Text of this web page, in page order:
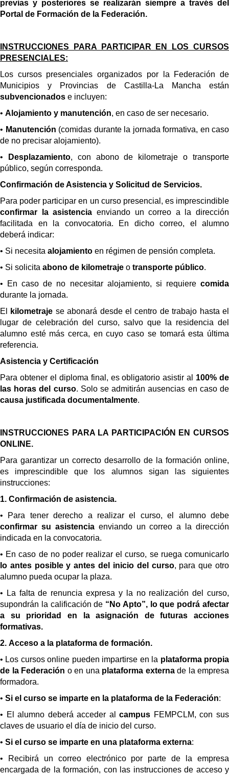
previas y posteriores se realizarán siempre a través del
Portal de Formación de la Federación.
INSTRUCCIONES PARA PARTICIPAR EN LOS CURSOS
PRESENCIALES:
Los cursos presenciales organizados por la Federación de
Municipios y Provincias de Castilla-La Mancha están
subvencionados e incluyen:
• Alojamiento y manutención, en caso de ser necesario.
• Manutención (comidas durante la jornada formativa, en caso
de no precisar alojamiento).
•
Desplazamiento, con abono de kilometraje o transporte
público, según corresponda.
Confirmación de Asistencia y Solicitud de Servicios.
Para poder participar en un curso presencial, es imprescindible
confirmar la asistencia enviando un correo a la dirección
facilitada en la convocatoria. En dicho correo, el alumno
deberá indicar:
• Si necesita alojamiento en régimen de pensión completa.
• Si solicita abono de kilometraje o transporte público.
• En caso de no necesitar alojamiento, si requiere comida
durante la jornada.
El
kilometraje se abonará desde el centro de trabajo hasta el
lugar de celebración del curso, salvo que la residencia del
alumno esté más cerca, en cuyo caso se tomará esta última
referencia.
Asistencia y Certificación
Para obtener el diploma final, es obligatorio asistir al 100% de
las horas del curso. Solo se admitirán ausencias en caso de
causa justificada documentalmente.
INSTRUCCIONES PARA LA PARTICIPACIÓN EN CURSOS
ONLINE.
Para garantizar un correcto desarrollo de la formación online,
es imprescindible que los alumnos sigan las siguientes
instrucciones:
1. Confirmación de asistencia.
• Para tener derecho a realizar el curso, el alumno debe
confirmar su asistenciaenviando un correo a la dirección
indicada en la convocatoria.
• En caso de no poder realizar el curso, se ruega comunicarlo
lo antes posible y antes del inicio del curso, para que otro
alumno pueda ocupar la plaza.
• La falta de renuncia expresa y la no realización del curso,
supondrán la calificación de “No Apto”, lo que podrá afectar
a su prioridad en la asignación de futuras acciones
formativas.
2. Acceso a la plataforma de formación.
• Los cursos online pueden impartirse en la plataforma propia
de la Federación o en una plataforma externade la empresa
formadora.
• Si el curso se imparte en la plataforma de la Federación:
• El alumno deberá acceder alcampus FEMPCLM, con sus
claves de usuario el día de inicio del curso.
• Si el curso se imparte en una plataforma externa:
• Recibirá un correo electrónico por parte de la empresa
encargada de la formación, con las instrucciones de acceso y